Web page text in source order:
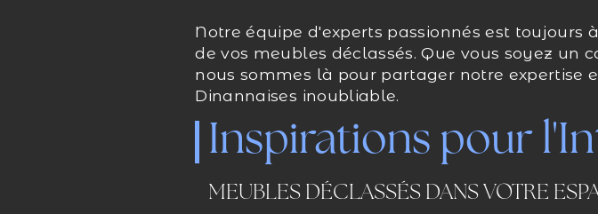
Notre équipe d'experts passionnés est toujours
de vos meubles déclassés. Que vous soyez
nous sommes là pour partager notre expertise
Dinannaises inoubliable.
Inspirations pour
MEUBLES DÉCLASSÉS DANS VOTRE